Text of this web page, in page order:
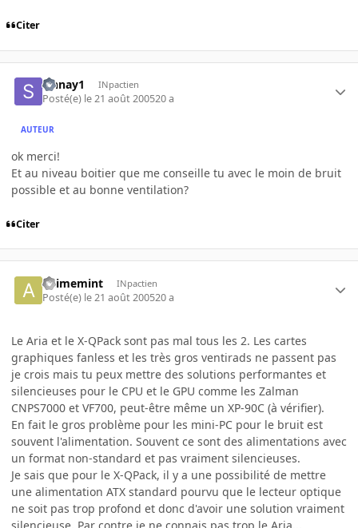
Citer
sinnay1 INpactien
Posté(e) le 21 août 200520 a
AUTEUR
ok merci!
Et au niveau boitier que me conseille tu avec le moin de bruit
possible et au bonne ventilation?
Citer
animemint INpactien
Posté(e) le 21 août 200520 a
Le Aria et le X-QPack sont pas mal tous les 2. Les cartes
graphiques fanless et les très gros ventirads ne passent pas
je crois mais tu peux mettre des solutions performantes et
silencieuses pour le CPU et le GPU comme les Zalman
CNPS7000 et VF700, peut-être même un XP-90C (à vérifier).
En fait le gros problème pour les mini-PC pour le bruit est
souvent l'alimentation. Souvent ce sont des alimentations avec
un format non-standard et pas vraiment silencieuses.
Je sais que pour le X-QPack, il y a une possibilité de mettre
une alimentation ATX standard pourvu que le lecteur optique
ne soit pas trop profond et donc d'avoir une solution vraiment